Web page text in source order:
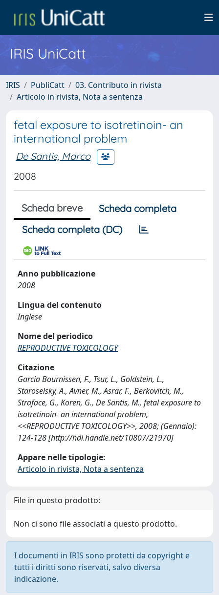
IRIS UniCatt
IRIS PubliCatt
03. Contributo in rivista
Articolo in rivista, Nota a sentenza
fetal exposure to isotretinoin- an
international problem
De Santis, Marco
2008
Scheda breve
Scheda completa
Scheda completa (DC)
Anno pubblicazione
2008
Lingua del contenuto
Inglese
Nome del periodico
REPRODUCTIVE TOXICOLOGY
Citazione
Garcia Bournissen, F., Tsur, L., Goldstein, L.,
Staroselsky, A., Avner, M., Asrar, F., Berkovitch, M.,
Straface, G., Koren, G., De Santis, M., fetal exposure to
isotretinoin- an international problem,
<<REPRODUCTIVE TOXICOLOGY>>, 2008; (Gennaio):
124-128 [http://hdl.handle.net/10807/21970]
Appare nelle tipologie:
Articolo in rivista, Nota a sentenza
File in questo prodotto:
Non ci sono file associati a questo prodotto.
I documenti in IRIS sono protetti da copyright e
tutti i diritti sono riservati, salvo diversa
indicazione.